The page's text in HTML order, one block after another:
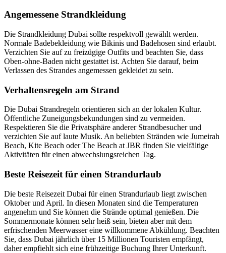
Angemessene Strandkleidung
Die Strandkleidung Dubai sollte respektvoll gewählt werden.
Normale Badebekleidung wie Bikinis und Badehosen sind erlaubt.
Verzichten Sie auf zu freizügige Outfits und beachten Sie, dass
Oben-ohne-Baden nicht gestattet ist. Achten Sie darauf, beim
Verlassen des Strandes angemessen gekleidet zu sein.
Verhaltensregeln am Strand
Die Dubai Strandregeln orientieren sich an der lokalen Kultur.
Öffentliche Zuneigungsbekundungen sind zu vermeiden.
Respektieren Sie die Privatsphäre anderer Strandbesucher und
verzichten Sie auf laute Musik. An beliebten Stränden wie Jumeirah
Beach, Kite Beach oder The Beach at JBR finden Sie vielfältige
Aktivitäten für einen abwechslungsreichen Tag.
Beste Reisezeit für einen Strandurlaub
Die beste Reisezeit Dubai für einen Strandurlaub liegt zwischen
Oktober und April. In diesen Monaten sind die Temperaturen
angenehm und Sie können die Strände optimal genießen. Die
Sommermonate können sehr heiß sein, bieten aber mit dem
erfrischenden Meerwasser eine willkommene Abkühlung. Beachten
Sie, dass Dubai jährlich über 15 Millionen Touristen empfängt,
daher empfiehlt sich eine frühzeitige Buchung Ihrer Unterkunft.